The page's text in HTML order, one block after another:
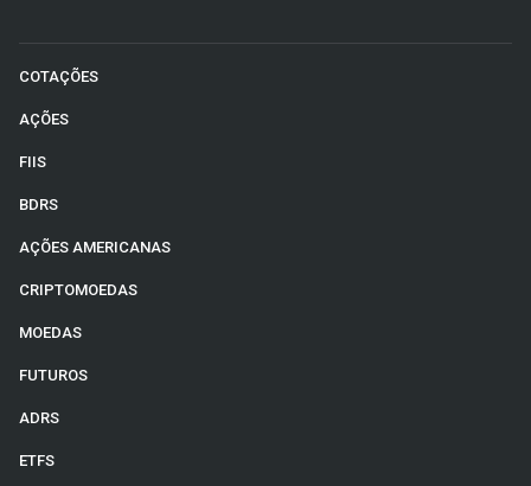
COTAÇÕES
AÇÕES
FIIS
BDRS
AÇÕES AMERICANAS
CRIPTOMOEDAS
MOEDAS
FUTUROS
ADRS
ETFS